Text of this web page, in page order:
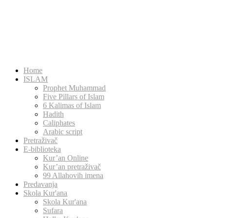
Home
ISLAM
Prophet Muhammad
Five Pillars of Islam
6 Kalimas of Islam
Hadith
Caliphates
Arabic script
Pretraživač
E-biblioteka
Kur’an Online
Kur’an pretraživač
99 Allahovih imena
Predavanja
Skola Kur'ana
Skola Kur'ana
Sufara